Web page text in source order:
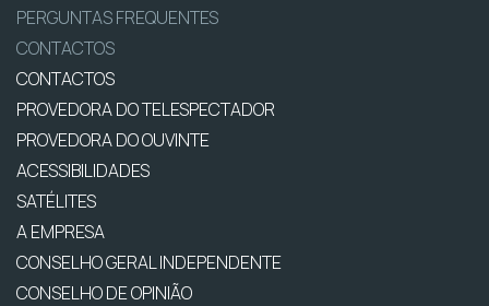
PERGUNTAS FREQUENTES
CONTACTOS
CONTACTOS
PROVEDORA DO TELESPECTADOR
PROVEDORA DO OUVINTE
ACESSIBILIDADES
SATÉLITES
A EMPRESA
CONSELHO GERAL INDEPENDENTE
CONSELHO DE OPINIÃO